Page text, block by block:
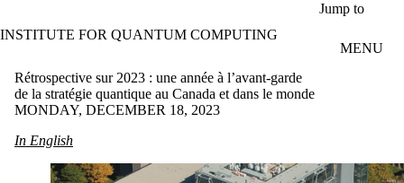
Jump to
INSTITUTE FOR QUANTUM COMPUTING
MENU
Rétrospective sur 2023 : une année à l’avant-garde
de la stratégie quantique au Canada et dans le monde
MONDAY, DECEMBER 18, 2023
In English